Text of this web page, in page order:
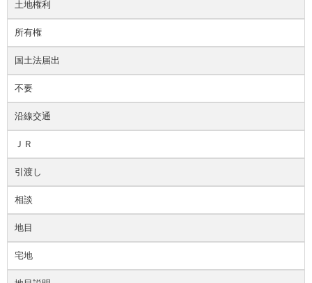
土地権利
所有権
国土法届出
不要
沿線交通
ＪＲ
引渡し
相談
地目
宅地